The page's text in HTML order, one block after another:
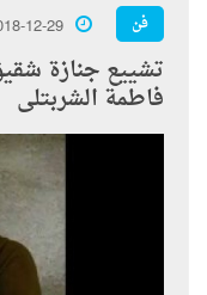
فن 12-29
تشييع جنازة
فاطمة الشربتلى